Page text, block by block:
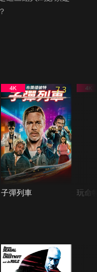
7.3
子彈列車 玩命